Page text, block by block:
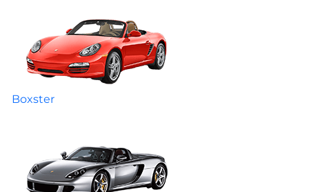
Boxster